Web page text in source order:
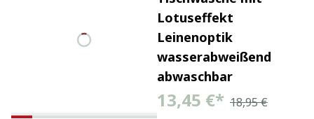
Lotuseffekt
Leinenoptik
wasserabweißend
abwaschbar
13,45 €* 18,95 €